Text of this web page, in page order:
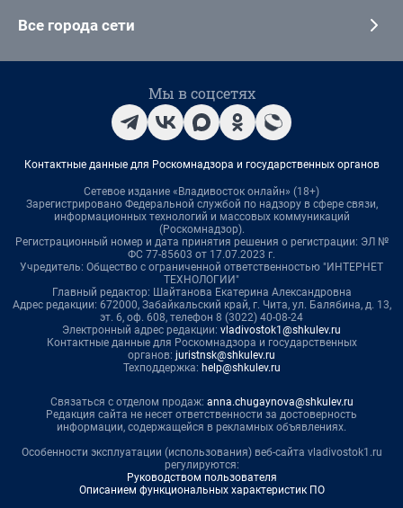
Все города сети
Мы в соцсетях
Контактные данные для Роскомнадзора и государственных органов
Сетевое издание «Владивосток онлайн» (18+)
Зарегистрировано Федеральной службой по надзору в сфере связи,
информационных технологий и массовых коммуникаций
(Роскомнадзор).
Регистрационный номер и дата принятия решения о регистрации: ЭЛ №
ФС 77-85603 от 17.07.2023 г.
Учредитель: Общество с ограниченной ответственностью "ИНТЕРНЕТ
ТЕХНОЛОГИИ"
Главный редактор: Шайтанова Екатерина Александровна
Адрес редакции: 672000, Забайкальский край, г. Чита, ул. Балябина, д. 13,
эт. 6, оф. 608, телефон 8 (3022) 40-08-24
Электронный адрес редакции: vladivostok1@shkulev.ru
Контактные данные для Роскомнадзора и государственных
органов: juristnsk@shkulev.ru
Техподдержка: help@shkulev.ru
Связаться с отделом продаж: anna.chugaynova@shkulev.ru
Редакция сайта не несет ответственности за достоверность
информации, содержащейся в рекламных объявлениях.
Особенности эксплуатации (использования) веб-сайта vladivostok1.ru
регулируются:
Руководством пользователя
Описанием функциональных характеристик ПО